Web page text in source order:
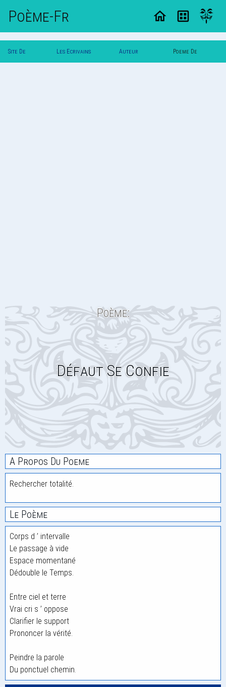
Poème-Fr
Site De Les Ecrivains Auteur Poeme De
Poème:
Défaut Se Confie
A Propos Du Poeme
Rechercher totalité.
Le Poème
Corps d ’ intervalle
Le passage à vide
Espace momentané
Dédouble le Temps.
Entre ciel et terre
Vrai cri s ’ oppose
Clarifier le support
Prononcer la vérité.
Peindre la parole
Du ponctuel chemin.